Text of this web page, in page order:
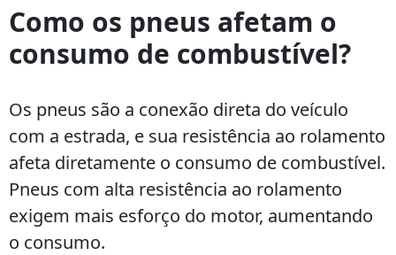
segredos
para
gastar
com
os
pneus
certos
Como os pneus afetam o
consumo de combustível?
Os pneus são a conexão direta do veículo
com a estrada, e sua resistência ao rolamento
afeta diretamente o consumo de combustível.
Pneus com alta resistência ao rolamento
exigem mais esforço do motor, aumentando
o consumo.